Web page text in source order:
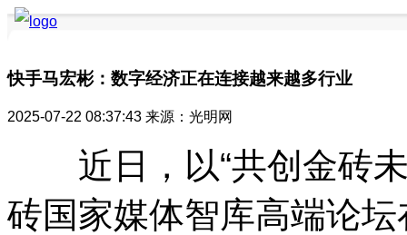
快手马宏彬：数字经济正在连接越来越多行业
2025-07-22 08:37:43 来源：光明网
近日，以“共创金砖未
砖国家媒体智库高端论